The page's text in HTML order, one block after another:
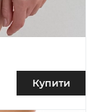
Купити